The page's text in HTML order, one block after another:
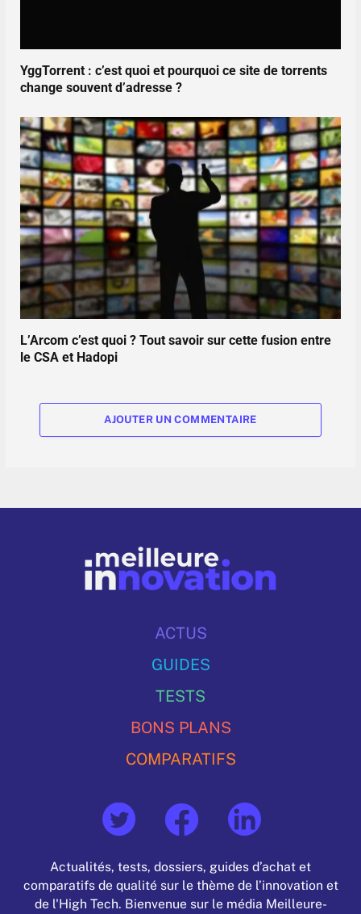
YggTorrent : c’est quoi et pourquoi ce site de torrents
change souvent d’adresse ?
L’Arcom c’est quoi ? Tout savoir sur cette fusion entre
le CSA et Hadopi
AJOUTER UN COMMENTAIRE
ACTUS
GUIDES
TESTS
BONS PLANS
COMPARATIFS
Actualités, tests, dossiers, guides d’achat et
comparatifs de qualité sur le thème de l’innovation et
de l'High Tech. Bienvenue sur le média Meilleure-